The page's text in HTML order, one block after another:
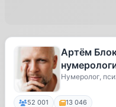
Артём
Нумеролог,
52 001 13 046